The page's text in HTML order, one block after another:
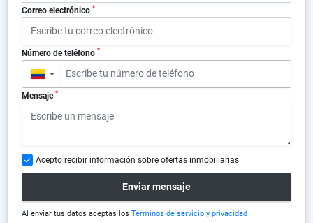
Correo electrónico *
Número de teléfono *
▼
Mensaje *
Acepto recibir información sobre ofertas inmobiliarias
Enviar mensaje
Al enviar tus datos aceptas los Términos de servicio y privacidad